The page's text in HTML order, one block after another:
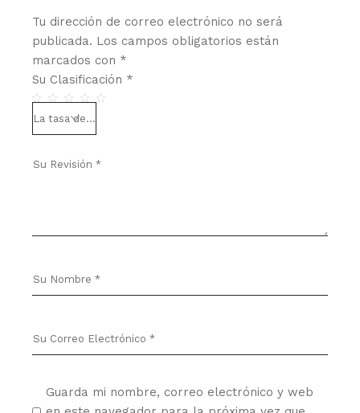
Tu dirección de correo electrónico no será
publicada. Los campos obligatorios están
marcados con *
Su Clasificación *
Guarda mi nombre, correo electrónico y web